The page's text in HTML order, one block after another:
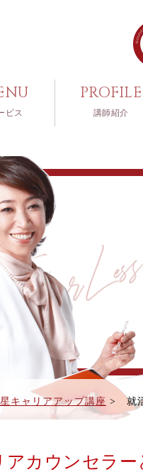
ビス
PROFILE
講師紹介
キャリアアップ講座 > 就
アカウンセラー